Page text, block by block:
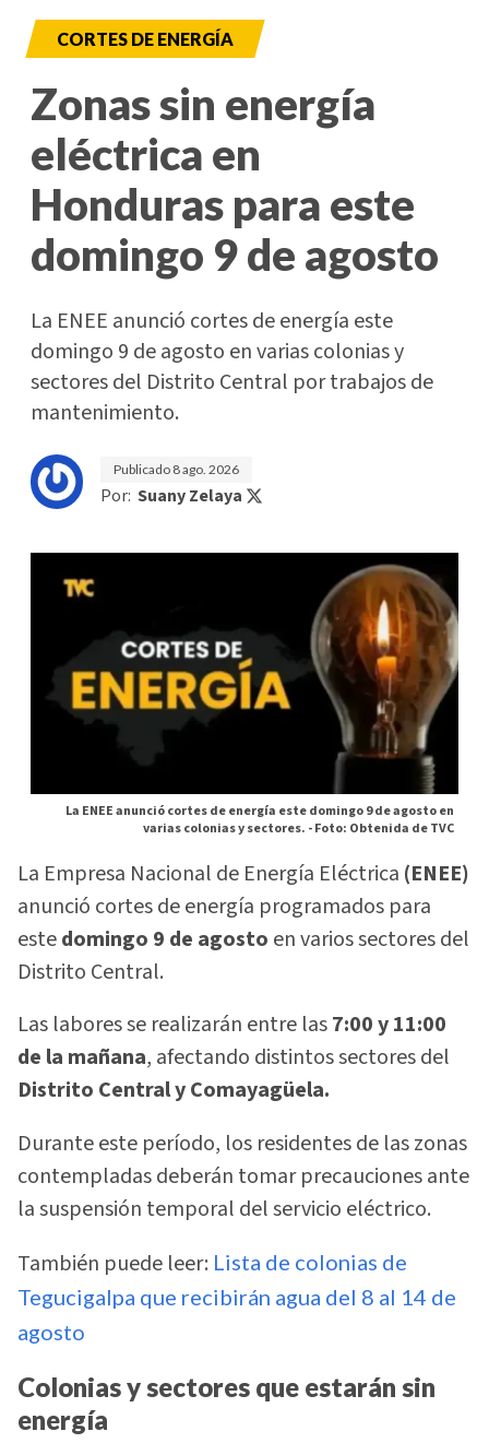
CORTES DE ENERGÍA
Zonas sin energía
eléctrica en
Honduras para este
domingo 9 de agosto
La ENEE anunció cortes de energía este
domingo 9 de agosto en varias colonias y
sectores del Distrito Central por trabajos de
mantenimiento.
Publicado 8 ago. 2026
Por: Suany Zelaya
La ENEE anunció cortes de energía este domingo 9 de agosto en
varias colonias y sectores. -Foto: Obtenida de TVC
La Empresa Nacional de Energía Eléctrica (ENEE)
anunció cortes de energía programados para
estedomingo 9 de agosto en varios sectores del
Distrito Central.
Las labores se realizarán entre las7:00 y 11:00
de la mañana, afectando distintos sectores del
Distrito Central y Comayagüela.
Durante este período, los residentes de las zonas
contempladas deberán tomar precauciones ante
la suspensión temporal del servicio eléctrico.
También puede leer: Lista de colonias de
Tegucigalpa que recibirán agua del 8 al 14 de
agosto
Colonias y sectores que estarán sin
energía